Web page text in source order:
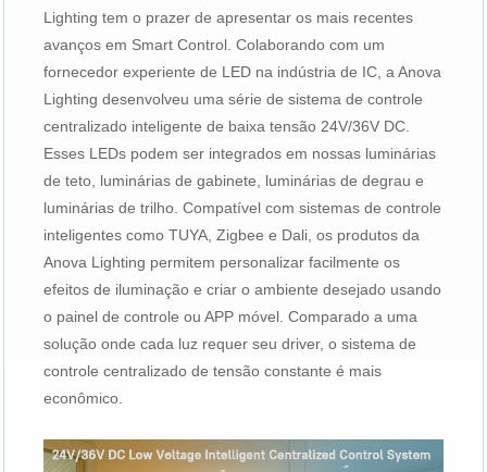
Lighting tem o prazer de apresentar os mais recentes
avanços em Smart Control. Colaborando com um
fornecedor experiente de LED na indústria de IC, a Anova
Lighting desenvolveu uma série de sistema de controle
centralizado inteligente de baixa tensão 24V/36V DC.
Esses LEDs podem ser integrados em nossas luminárias
de teto, luminárias de gabinete, luminárias de degrau e
luminárias de trilho. Compatível com sistemas de controle
inteligentes como TUYA, Zigbee e Dali, os produtos da
Anova Lighting permitem personalizar facilmente os
efeitos de iluminação e criar o ambiente desejado usando
o painel de controle ou APP móvel. Comparado a uma
solução onde cada luz requer seu driver, o sistema de
controle centralizado de tensão constante é mais
econômico.